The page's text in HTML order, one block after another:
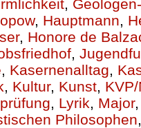
,
, Hauptmann,
, Honore de
,
, Kasernenalltag,
, Kultur, Kunst, KVP/
, Lyrik, Major
Philosophen